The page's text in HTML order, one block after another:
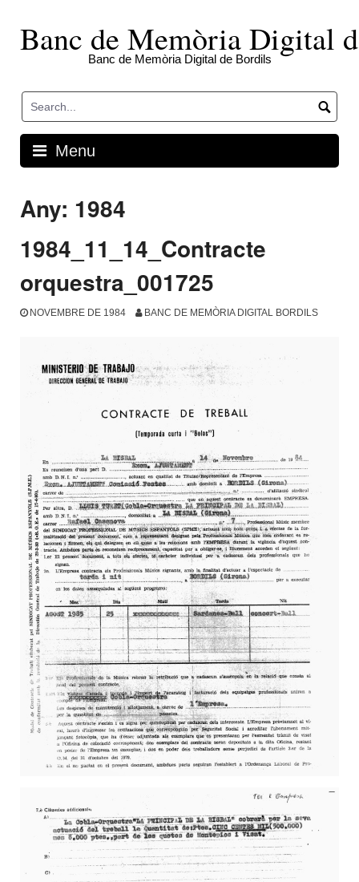
contentBanc de Memòria Digital
Banc de Memòria Digital de Bordils
Menu
Any: 1984
1984_11_14_Contracte
orquestra_001725
NOVEMBRE DE 1984 BANC DE MEMÒRIA DIGITAL BORDILS